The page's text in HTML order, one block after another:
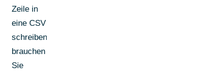
Zeile in
eine CSV
schreiben,
brauchen
Sie